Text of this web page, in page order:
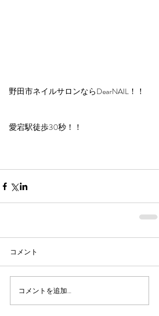
野田市ネイルサロンならDearNAIL！！
愛宕駅徒歩30秒！！
コメント
コメントを追加…